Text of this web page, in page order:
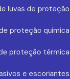
luvas de proteção
proteção química
proteção térmica
e escoriantes